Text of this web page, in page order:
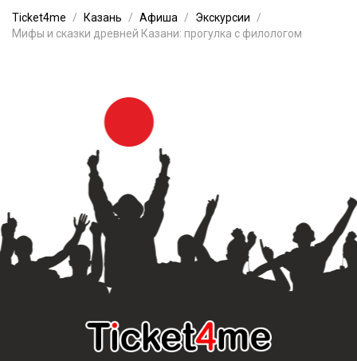
Ticket4me Казань Афиша
Экскурсии
Мифы и сказки древней Казани: прогулка с филологом